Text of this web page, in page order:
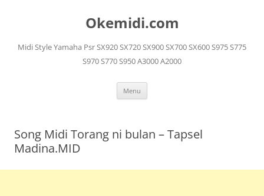
Okemidi.com
Midi Style Yamaha Psr SX920 SX720 SX900 SX700 SX600 S975 S775
S970 S770 S950 A3000 A2000
Menu
Song Midi Torang ni bulan – Tapsel
Madina.MID